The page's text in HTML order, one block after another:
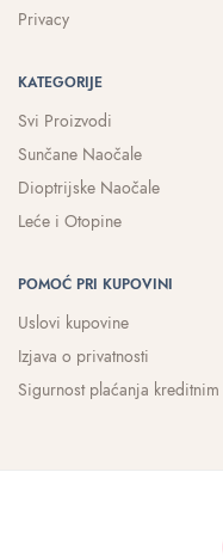
Privacy
KATEGORIJE
Svi Proizvodi
Sunčane Naočale
Dioptrijske Naočale
Leće i Otopine
POMOĆ PRI KUPOVINI
Uslovi kupovine
Izjava o privatnosti
Sigurnost plaćanja